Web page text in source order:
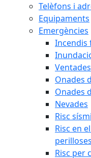
Telèfons i
Equipaments
Emergències
Incendis
Ventades
Onades
Onades
Nevades
Risc
Risc en
perilloses
Risc per